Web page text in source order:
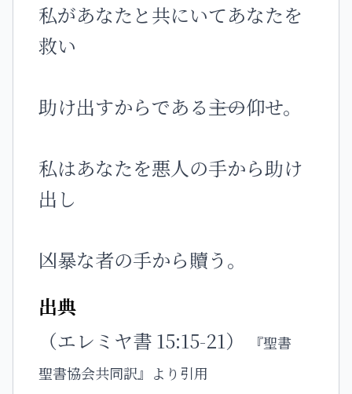
私があなたと共にいてあなたを
救い
助け出すからである――主の仰せ。
私はあなたを悪人の手から助け
出し
凶暴な者の手から贖う。
出典
（エレミヤ書 15:15-21）
『聖書
聖書協会共同訳』より引用